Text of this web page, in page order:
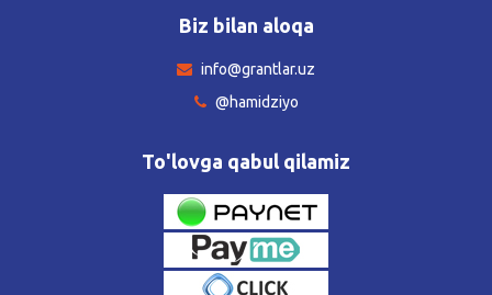
Biz bilan aloqa
info@grantlar.uz
@hamidziyo
To'lovga qabul qilamiz